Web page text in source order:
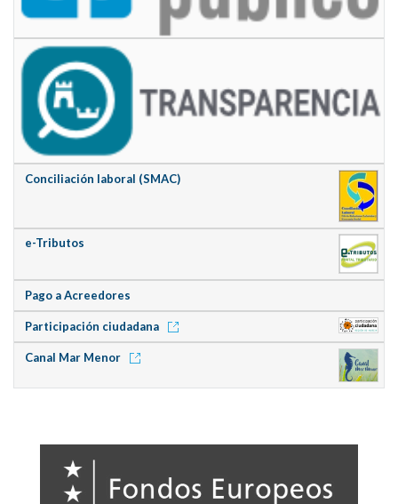
Conciliación laboral (SMAC)
e-Tributos
Pago a Acreedores
Participación ciudadana
Canal Mar Menor